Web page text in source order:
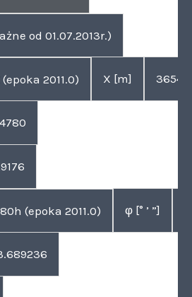
od 01.07.2013r.)
2011.0) X [m]
(epoka 2011.0) φ [° ’ ”]